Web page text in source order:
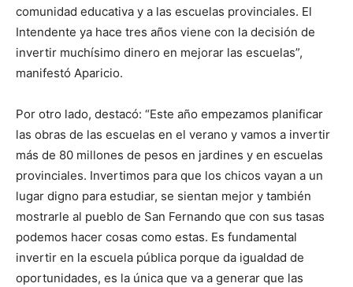
comunidad educativa y a las escuelas provinciales. El
Intendente ya hace tres años viene con la decisión de
invertir muchísimo dinero en mejorar las escuelas”,
manifestó Aparicio.
Por otro lado, destacó: “Este año empezamos planificar
las obras de las escuelas en el verano y vamos a invertir
más de 80 millones de pesos en jardines y en escuelas
provinciales. Invertimos para que los chicos vayan a un
lugar digno para estudiar, se sientan mejor y también
mostrarle al pueblo de San Fernando que con sus tasas
podemos hacer cosas como estas. Es fundamental
invertir en la escuela pública porque da igualdad de
oportunidades, es la única que va a generar que las